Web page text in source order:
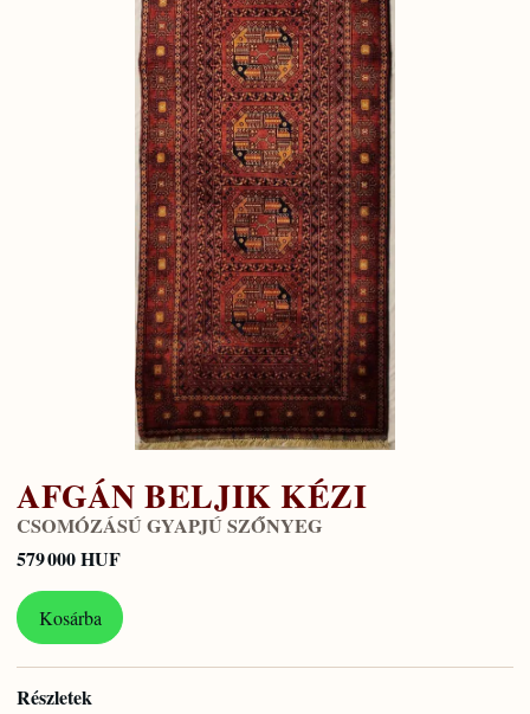
AFGÁN BELJIK KÉZI
CSOMÓZÁSÚ GYAPJÚ SZŐNYEG
579 000 HUF
Kosárba
Részletek